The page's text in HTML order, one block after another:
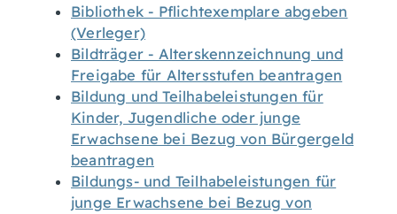
Bibliothek - Pflichtexemplare abgeben
(Verleger)
Bildträger - Alterskennzeichnung und
Freigabe für Altersstufen beantragen
Bildung und Teilhabeleistungen für
Kinder, Jugendliche oder junge
Erwachsene bei Bezug von Bürgergeld
beantragen
Bildungs- und Teilhabeleistungen für
junge Erwachsene bei Bezug von